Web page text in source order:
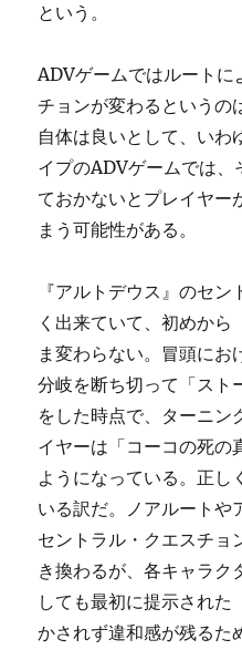
という。
ADVゲームではルートに
チョンが変わるというの
自体は良いとして、い
イプのADVゲームでは、
ておかないとプレイヤー
まう可能性がある。
『アルトデウス』のセ
く出来ていて、初めから
ま変わらない。冒頭にお
分岐を断ち切って「スト
をした時点で、ターニン
イヤーは「コーコの死の
ようになっている。正し
いる訳だ。ノアルートや
セントラル・クエスチョ
き換わるが、各キャラク
しても最初に提示された
かされず違和感が残る